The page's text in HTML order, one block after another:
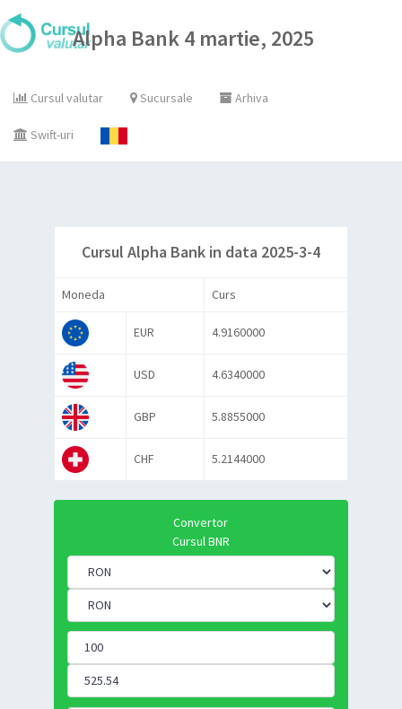
Alpha Bank 4 martie, 2025
Cursul valutar Sucursale Arhiva
Swift-uri
Cursul Alpha Bank in data 2025-3-4
Moneda Curs
EUR 4.9160000
USD 4.6340000
GBP 5.8855000
CHF 5.2144000
Convertor
Cursul BNR